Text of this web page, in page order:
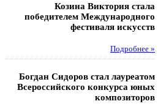
Козина Виктория стала
победителем Международного
фестиваля искусств
Подробнее »
Богдан Сидоров стал лауреатом
Всероссийского конкурса юных
композиторов